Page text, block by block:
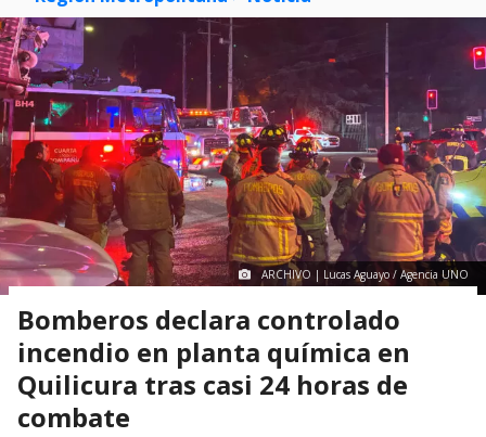
ARCHIVO | Lucas Aguayo / Agencia UNO
Bomberos declara controlado
incendio en planta química en
Quilicura tras casi 24 horas de
combate